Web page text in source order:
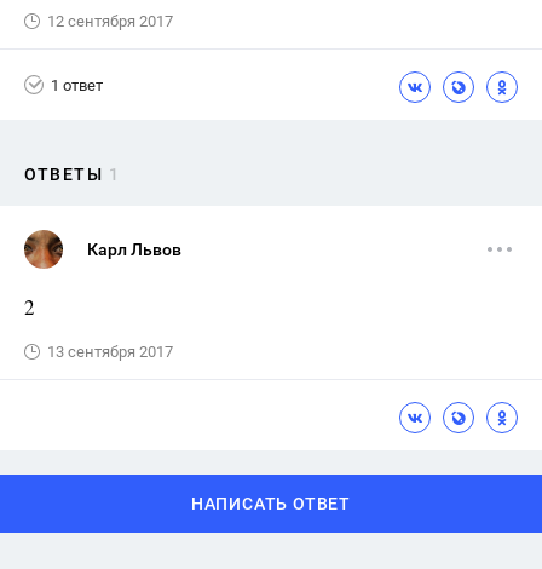
12 сентября 2017
1 ответ
ОТВЕТЫ 1
Карл Львов
2
13 сентября 2017
НАПИСАТЬ ОТВЕТ